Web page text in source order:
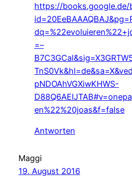
https://books.google.de/
=–
pNDOAhVGXiwKHWS-
en%22%20joas&f=false
Antworten
Maggi
19. August 2016